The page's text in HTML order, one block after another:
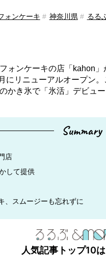
ォンケーキ 神奈川県 るる
ォンケーキの店「kahon
にリニューアルオープン
かき氷で「氷活」デビュー
Summary
店
して提供
、スムージーも忘れずに
人気記事トップ10は